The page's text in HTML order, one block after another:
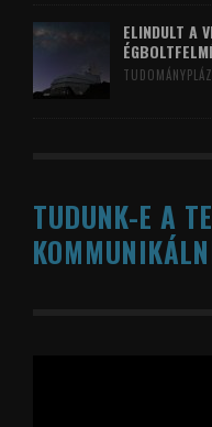
ELINDULT A
TUDUNK-E A